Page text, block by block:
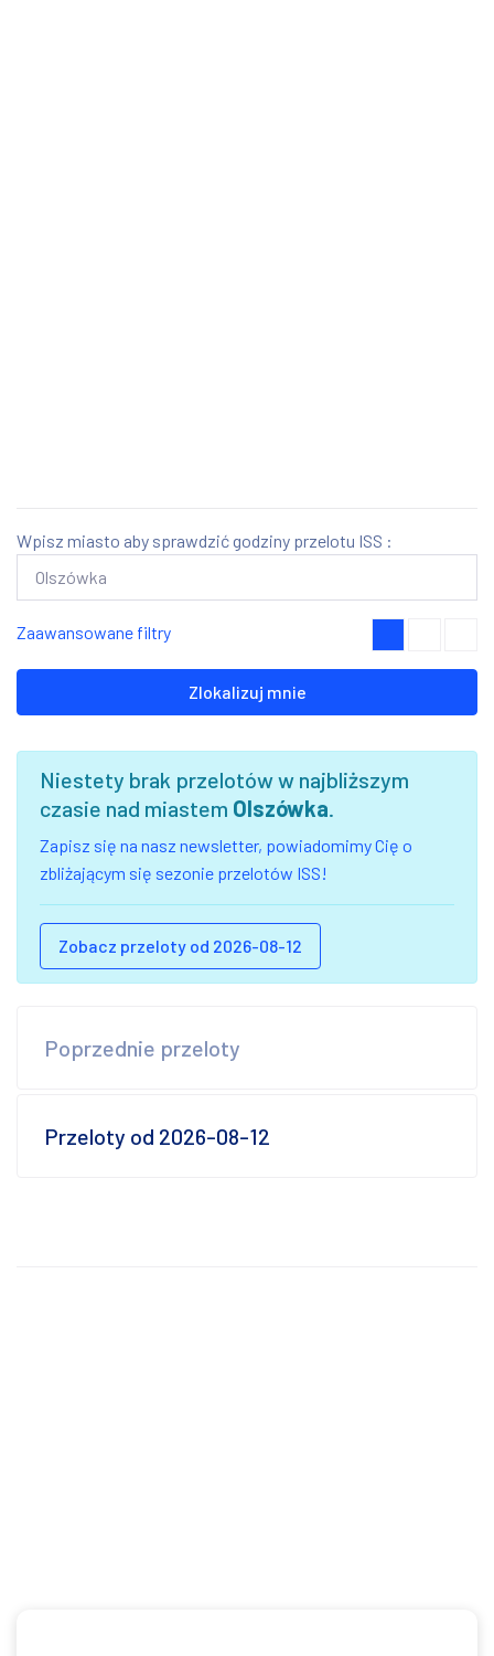
Wpisz miasto aby sprawdzić godziny przelotu ISS :
Zaawansowane filtry
Zlokalizuj mnie
Niestety brak przelotów w najbliższym
czasie nad miastem Olszówka.
Zapisz się na nasz newsletter, powiadomimy Cię o
zbliżającym się sezonie przelotów ISS!
Zobacz przeloty od 2026-08-12
Poprzednie przeloty
Przeloty od 2026-08-12